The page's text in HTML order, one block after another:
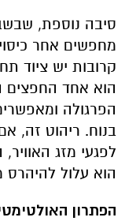
סיבה נוספת,
מחפשים אחר
קרובות יש ציוד
הוא אחד החפצים
הפרגולה
בנוח. ריהוט זה,
לפגעי מזג
הוא עלול להיהרס
הפתרון